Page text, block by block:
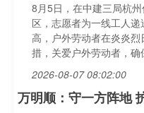
8月5日，在中建三局杭
区，志愿者为一线工人
高，户外劳动者在炎炎
措，关爱户外劳动者，确
2026-08-07 08:02:00
万明顺：守一方阵地